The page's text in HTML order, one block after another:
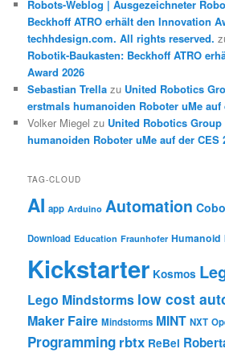
Robots-Weblog | Ausgezeichneter
Beckhoff ATRO erhält den Innovation
techhdesign.com. All rights reserved.
Robotik-Baukasten: Beckhoff ATRO
Award 2026
Sebastian Trella zu United Robotics
erstmals humanoiden Roboter uMe auf
Volker Miegel zu United Robotics
humanoiden Roboter uMe auf der CES
TAG-CLOUD
AI app Arduino Automation
Download Education Fraunhofer Humanoid
Kickstarter Kosmos
Lego Mindstorms low cost
Maker Faire Mindstorms MINT NXT
Programming rbtx ReBel